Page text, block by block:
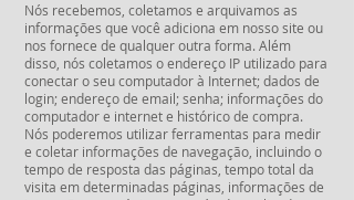
Nós recebemos, coletamos e arquivamos as
informações que você adiciona em nosso site ou
nos fornece de qualquer outra forma. Além
disso, nós coletamos o endereço IP utilizado para
conectar o seu computador à Internet; dados de
login; endereço de email; senha; informações do
computador e internet e histórico de compra.
Nós poderemos utilizar ferramentas para medir
e coletar informações de navegação, incluindo o
tempo de resposta das páginas, tempo total da
visita em determinadas páginas, informações de